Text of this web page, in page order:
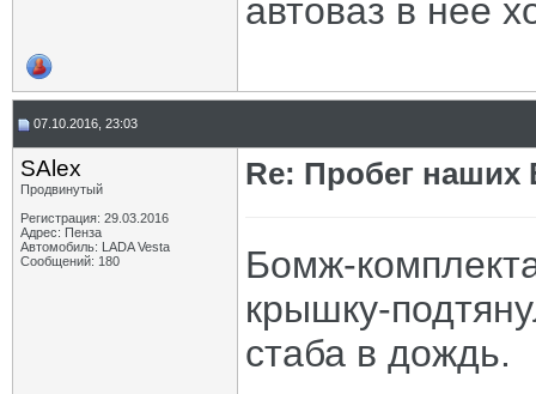
автоваз в нее
07.10.2016, 23:03
SAlex
Продвинутый
Регистрация: 29.03.2016
Адрес: Пенза
Автомобиль: LADA Vesta
Сообщений: 180
Re: Пробег наших
Бомж-
крышку-
стаба в дождь.